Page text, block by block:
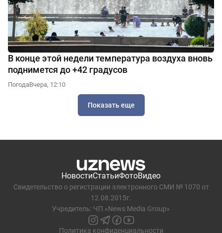
В конце этой недели температура воздуха вновь
поднимется до +42 градусов
ПогодаВчера, 12:10
Показать еще
НовостиСтатьиФотоВидео
Свидетельство о регистрации электронного СМИ № 1070 от
12.08.2015г.
Учредитель: ЧП «News Media Group»
Политика конфиденциальности